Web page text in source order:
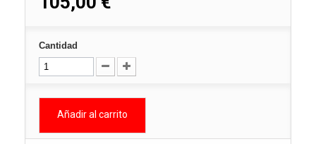
Cantidad
Añadir al carrito